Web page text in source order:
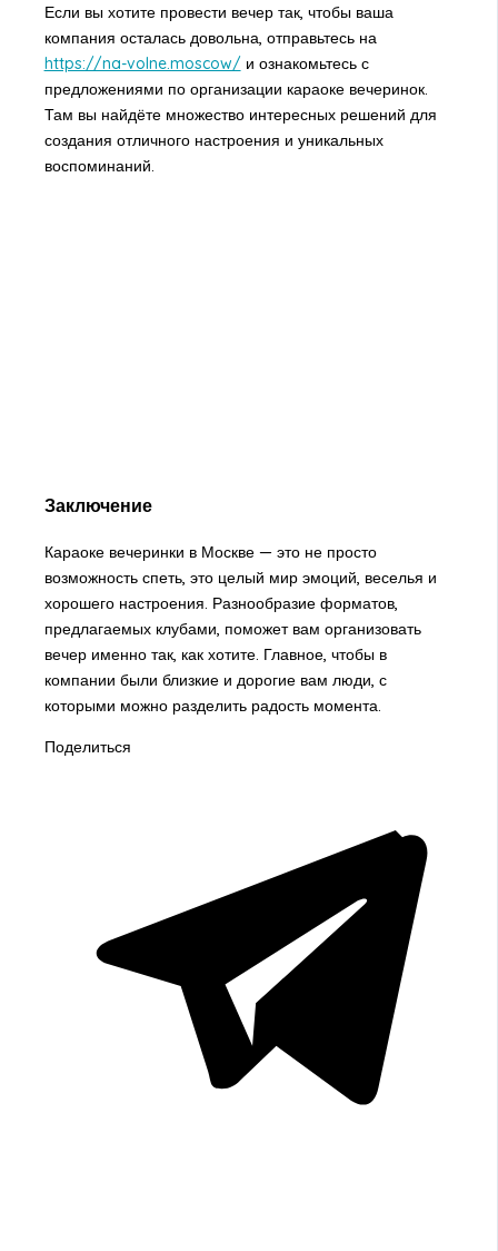
Если вы хотите провести вечер так, чтобы ваша
компания осталась довольна, отправьтесь на
https://na-volne.moscow/и ознакомьтесь с
предложениями по организации караоке вечеринок.
Там вы найдёте множество интересных решений для
создания отличного настроения и уникальных
воспоминаний.
Заключение
Караоке вечеринки в Москве — это не просто
возможность спеть, это целый мир эмоций, веселья и
хорошего настроения. Разнообразие форматов,
предлагаемых клубами, поможет вам организовать
вечер именно так, как хотите. Главное, чтобы в
компании были близкие и дорогие вам люди, с
которыми можно разделить радость момента.
Поделиться